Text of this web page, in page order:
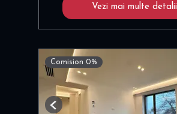
Vezi mai multe detalii
Comision 0%
Previous